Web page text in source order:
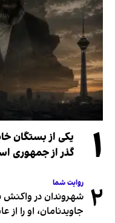
۱
یکی از بستگان
گذر از جمهوری
۲ روایت شما
شهروندان در واکنش
جاویدنامان، او را از